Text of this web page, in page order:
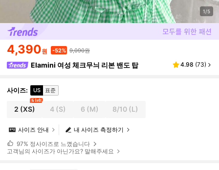
1/5
4,390원 -52% 9,090원
Elamini 여성 체크무늬 리본 밴도 탑 4.98 (73)
사이즈: US 표준
2 (XS)
6 left
4(S) 6 (M) 8/10 (L)
내 사이즈 측정하기
사이즈 안내
97% 정사이즈로 느꼈습니다
고객님의 사이즈가 아닌가요? 말해주세요